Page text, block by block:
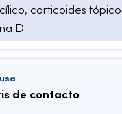
corticoides
D
de contacto